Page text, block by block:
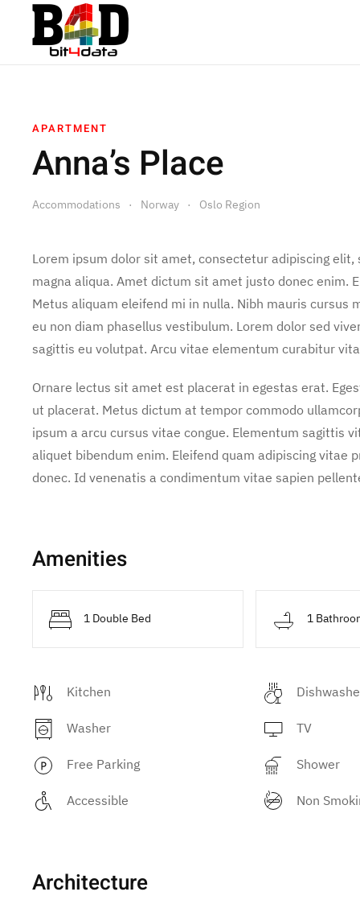
APARTMENT
Anna’s Place
Accommodations Norway Oslo Region
Lorem ipsum dolor sit amet, consectetur adipiscing
magna aliqua. Amet dictum sit amet justo donec enim.
Metus aliquam eleifend mi in nulla. Nibh mauris
eu non diam phasellus vestibulum. Lorem dolor sed
sagittis eu volutpat. Arcu vitae elementum curabitur
Ornare lectus sit amet est placerat in egestas erat.
ut placerat. Metus dictum at tempor commodo
ipsum a arcu cursus vitae congue. Elementum sagittis
aliquet bibendum enim. Eleifend quam adipiscing vitae
donec. Id venenatis a condimentum vitae sapien
Amenities
1 Double Bed 1
Kitchen
Washer TV
Free Parking Shower
Accessible Non
Architecture